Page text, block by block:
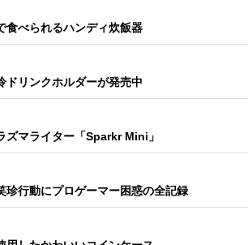
食べられるハンディ炊飯器
ドリンクホルダーが発売中
ズマライター「Sparkr Mini」
珍行動にプロゲーマー困惑の全記録